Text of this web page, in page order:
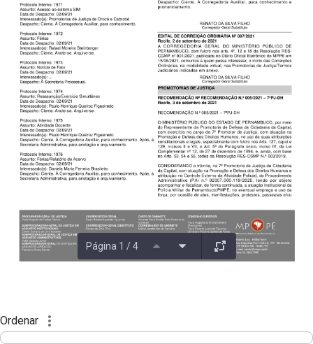
Página 1 / 4
Ordenar